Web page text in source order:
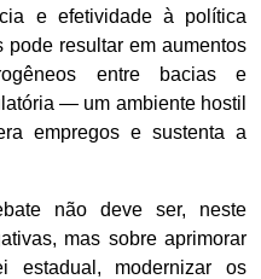
e efetividade à política
pode resultar em aumentos
entre bacias e
— um ambiente hostil
empregos e sustenta a
não deve ser, neste
mas sobre aprimorar
estadual, modernizar os